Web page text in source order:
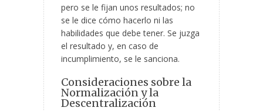
pero se le fijan unos resultados; no
se le dice cómo hacerlo ni las
habilidades que debe tener. Se juzga
el resultado y, en caso de
incumplimiento, se le sanciona.
Consideraciones sobre la
Normalización y la
Descentralización